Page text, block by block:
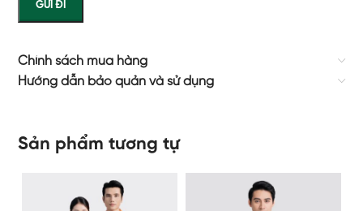
Chính sách mua hàng
Hướng dẫn bảo quản và sử dụng
Sản phẩm tương tự